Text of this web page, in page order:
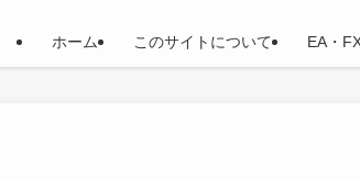
ホーム このサイトについて EA・